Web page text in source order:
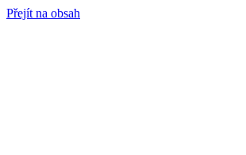
Přejít na obsah